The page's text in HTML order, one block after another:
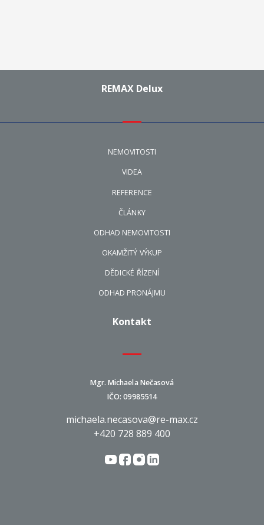
REMAX Delux
NEMOVITOSTI
VIDEA
REFERENCE
ČLÁNKY
ODHAD NEMOVITOSTI
OKAMŽITÝ VÝKUP
DĚDICKÉ ŘÍZENÍ
ODHAD PRONÁJMU
Kontakt
Mgr. Michaela Nečasová
IČO: 09985514
michaela.necasova@re-max.cz
+420 728 889 400